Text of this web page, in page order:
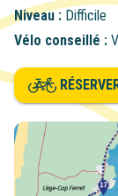
Niveau : Difficile
Vélo conseillé :